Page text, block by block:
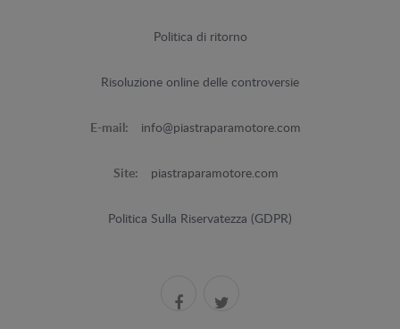
Politica di ritorno
Risoluzione online delle controversie
E-mail: info@piastraparamotore.com
Site: piastraparamotore.com
Politica Sulla Riservatezza (GDPR)